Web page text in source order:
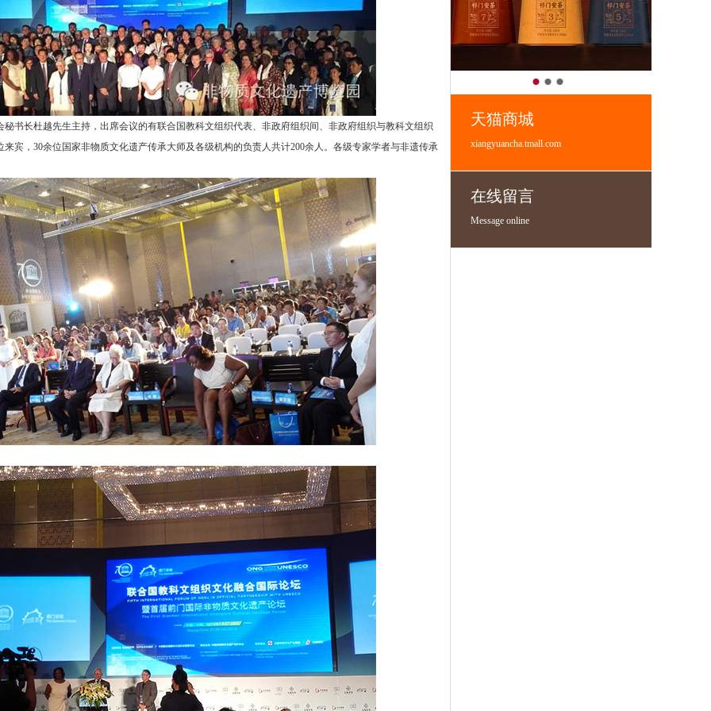
书长杜越先生主持，出席会议的有联合国教科文组织代表、非政府组织间、非政府组织与教科文组织
宾，30余位国家非物质文化遗产传承大师及各级机构的负责人共计200余人。各级专家学者与非遗传承
天猫商城
xiangyuancha.tmall.com
在线留言
Message online